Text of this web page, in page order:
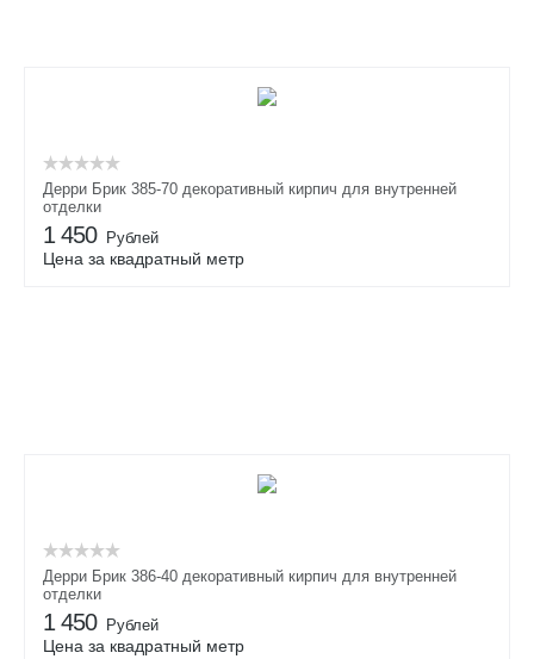
Дерри Брик 385-70 декоративный кирпич для внутренней
отделки
1 450 Рублей
Цена за квадратный метр
Дерри Брик 386-40 декоративный кирпич для внутренней
отделки
1 450 Рублей
Цена за квадратный метр